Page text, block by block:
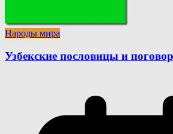
Народы мира
Узбекские пословицы и